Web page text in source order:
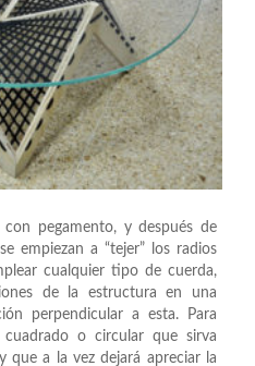
con pegamento, y después de
empiezan a “tejer” los radios
cualquier tipo de cuerda,
de la estructura en una
perpendicular a esta. Para
o circular que sirva
que a la vez dejará apreciar la